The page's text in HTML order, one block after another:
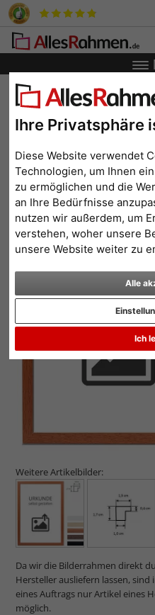
Ihre Privatsphäre
Diese Website verwendet
Technologien, um Ihnen
zu ermöglichen und die
an Ihre Bedürfnisse
nutzen wir außerdem, um
verstehen, woher unsere
unsere Website weiter zu
Alle
Ich
Zurück|Bilderrahmen-Shop
mit A4-Zertifikat selbst erstellen
Holzrahmen
Zertifikat
Weitere Artikelbilder:
Da wir die Bilderrahmen direkt
Hersteller ausliefern lassen, sind
eines Auftrags nur Artikel eines
möglich.